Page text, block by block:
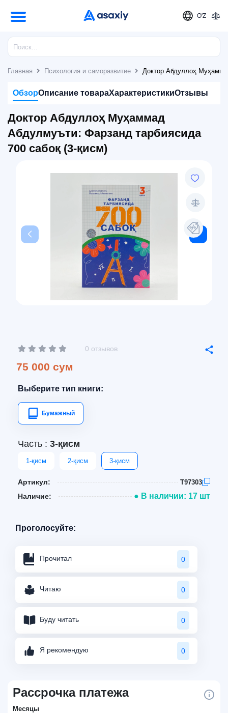
O'Z
Главная Психология и саморазвитие Доктор Абдуллоҳ
ОбзорОписание товараХарактеристикиОтзывы
Доктор Абдуллоҳ Муҳаммад
Абдулмуъти: Фарзанд тарбиясида
700 сабоқ (3-қисм)
0 отзывов
75 000 сум
Выберите тип книги:
Бумажный
Часть : 3-қисм
1-қисм 2-қисм 3-қисм
Артикул: T97303
Наличие: ● В наличии: 17 шт
Проголосуйте:
Прочитал 0
Читаю 0
Буду читать 0
Я рекомендую 0
Рассрочка платежа
Месяцы